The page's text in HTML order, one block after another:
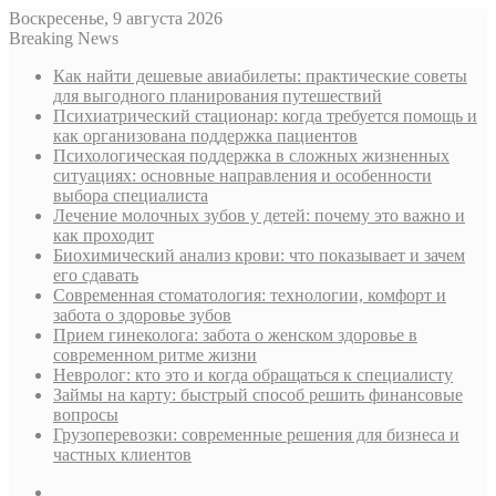
Воскресенье, 9 августа 2026
Breaking News
Как найти дешевые авиабилеты: практические советы
для выгодного планирования путешествий
Психиатрический стационар: когда требуется помощь и
как организована поддержка пациентов
Психологическая поддержка в сложных жизненных
ситуациях: основные направления и особенности
выбора специалиста
Лечение молочных зубов у детей: почему это важно и
как проходит
Биохимический анализ крови: что показывает и зачем
его сдавать
Современная стоматология: технологии, комфорт и
забота о здоровье зубов
Прием гинеколога: забота о женском здоровье в
современном ритме жизни
Невролог: кто это и когда обращаться к специалисту
Займы на карту: быстрый способ решить финансовые
вопросы
Грузоперевозки: современные решения для бизнеса и
частных клиентов